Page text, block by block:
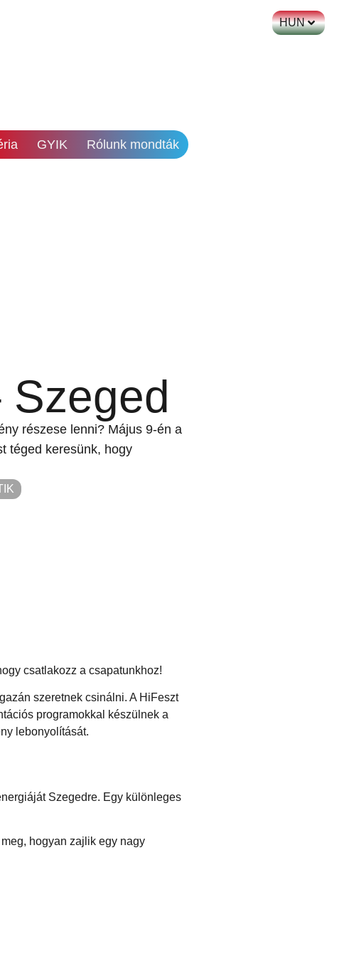
GYIK Rólunk mondták
HUN
Szeged
részese lenni? Május 9-én a
téged keresünk, hogy
csatlakozz a csapatunkhoz!
szeretnek csinálni. A HiFeszt
programokkal készülnek a
lebonyolítását.
Szegedre. Egy különleges
hogyan zajlik egy nagy